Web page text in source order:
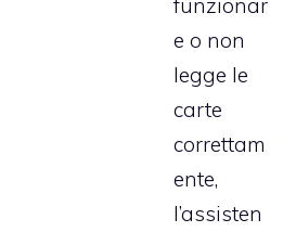
funzionar
e o non
legge le
carte
correttam
ente,
l’assisten